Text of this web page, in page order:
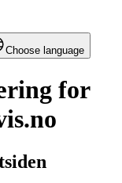
Choose language
for